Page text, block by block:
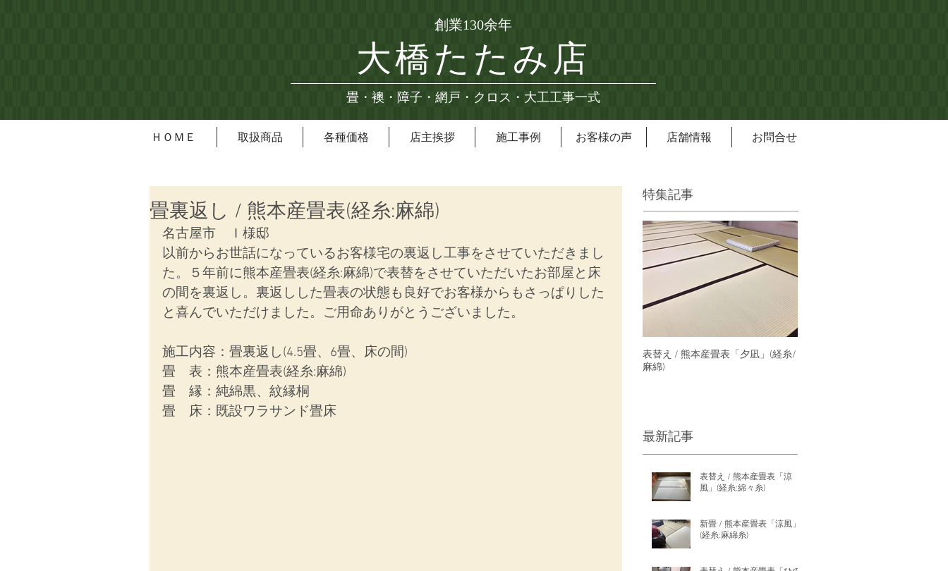
創業130余年
大橋たたみ店
畳・襖・障子・網戸・クロス・大工工事一式
ＨＯＭＥ 取扱商品 各種価格 店主挨拶 施工事例 お客様の声 店舗情報 お問合せ
畳裏返し / 熊本産畳表(経糸:麻綿)
名古屋市　Ｉ様邸
以前からお世話になっているお客様宅の裏返し工事をさせていただきまし
た。５年前に熊本産畳表(経糸:麻綿)で表替をさせていただいたお部屋と床
の間を裏返し。裏返しした畳表の状態も良好でお客様からもさっぱりした
と喜んでいただけました。ご用命ありがとうございました。
施工内容：畳裏返し(4.5畳、6畳、床の間)
畳　表：熊本産畳表(経糸:麻綿)
畳　縁：純綿黒、紋縁桐
畳　床：既設ワラサンド畳床
特集記事
表替え / 熊本産畳表「夕凪」(経糸/
麻綿)
最新記事
表替え / 熊本産畳表「涼
風」(経糸:綿々糸)
新畳 / 熊本産畳表「涼風」
(経糸:麻綿糸)